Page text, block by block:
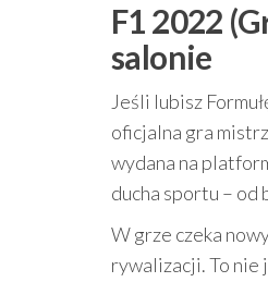
F1 2022
salonie
Jeśli lubisz
oficjalna gra
wydana na
ducha sportu – od
W grze czeka
rywalizacji. To nie